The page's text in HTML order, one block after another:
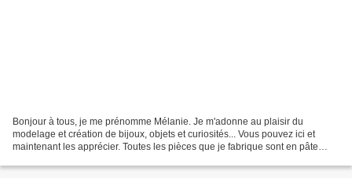
Bonjour à tous, je me prénomme Mélanie. Je m'adonne au plaisir du
modelage et création de bijoux, objets et curiosités... Vous pouvez ici et
maintenant les apprécier. Toutes les pièces que je fabrique sont en pâte